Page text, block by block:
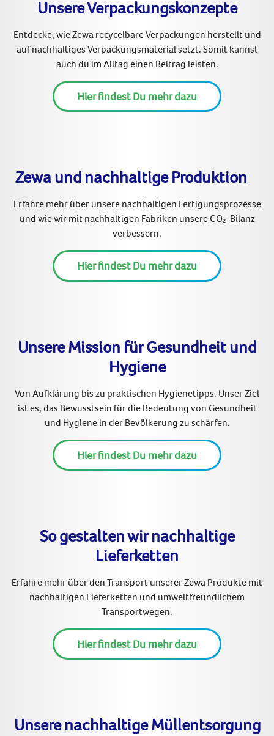
Unsere Verpackungskonzepte
Entdecke, wie Zewa recycelbare Verpackungen herstellt und
auf nachhaltiges Verpackungsmaterial setzt. Somit kannst
auch du im Alltag einen Beitrag leisten.
Hier findest Du mehr dazu
Zewa und nachhaltige Produktion
Erfahre mehr über unsere nachhaltigen Fertigungsprozesse
und wie wir mit nachhaltigen Fabriken unsere CO₂-Bilanz
verbessern.
Hier findest Du mehr dazu
Unsere Mission für Gesundheit und
Hygiene
Von Aufklärung bis zu praktischen Hygienetipps. Unser Ziel
ist es, das Bewusstsein für die Bedeutung von Gesundheit
und Hygiene in der Bevölkerung zu schärfen.
Hier findest Du mehr dazu
So gestalten wir nachhaltige
Lieferketten
Erfahre mehr über den Transport unserer Zewa Produkte mit
nachhaltigen Lieferketten und umweltfreundlichem
Transportwegen.
Hier findest Du mehr dazu
Unsere nachhaltige Müllentsorgung